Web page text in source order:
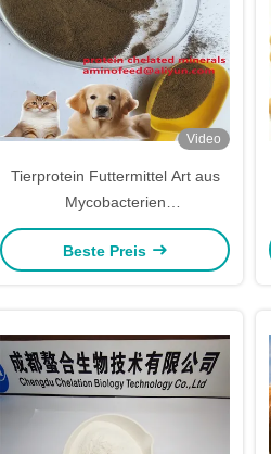
Video
Tierprotein Futtermittel Art aus
Mycobacterien
Bakterienproteinpulver mit
Rohprotein über 70%
Beste Preis